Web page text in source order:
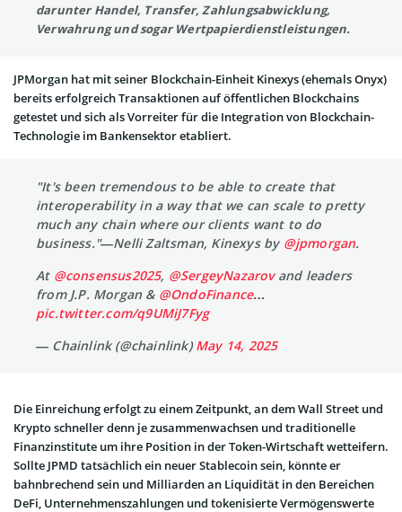
darunter Handel, Transfer, Zahlungsabwicklung,
Verwahrung und sogar Wertpapierdienstleistungen.
JPMorgan hat mit seiner Blockchain-Einheit Kinexys (ehemals Onyx)
bereits erfolgreich Transaktionen auf öffentlichen Blockchains
getestet und sich als Vorreiter für die Integration von Blockchain-
Technologie im Bankensektor etabliert.
"It's been tremendous to be able to create that
interoperability in a way that we can scale to pretty
much any chain where our clients want to do
business."—Nelli Zaltsman, Kinexys by @jpmorgan.
At @consensus2025, @SergeyNazarovand leaders
from J.P. Morgan & @OndoFinance…
pic.twitter.com/q9UMiJ7Fyg
— Chainlink (@chainlink)May 14, 2025
Die Einreichung erfolgt zu einem Zeitpunkt, an dem Wall Street und
Krypto schneller denn je zusammenwachsen und traditionelle
Finanzinstitute um ihre Position in der Token-Wirtschaft wetteifern.
Sollte JPMD tatsächlich ein neuer Stablecoin sein, könnte er
bahnbrechend sein und Milliarden an Liquidität in den Bereichen
DeFi, Unternehmenszahlungen und tokenisierte Vermögenswerte